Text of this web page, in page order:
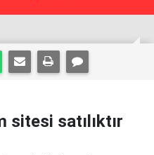
sitesi satılıktır